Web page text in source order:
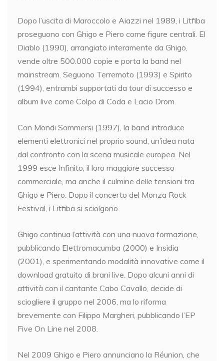
Dopo l’uscita di Maroccolo e Aiazzi nel 1989, i Litfiba
proseguono con Ghigo e Piero come figure centrali. El
Diablo (1990), arrangiato interamente da Ghigo,
vende oltre 500.000 copie e porta la band nel
mainstream. Seguono Terremoto (1993) e Spirito
(1994), entrambi supportati da tour di successo e
album live come Colpo di Coda e Lacio Drom.
Con Mondi Sommersi (1997), la band introduce
elementi elettronici nel proprio sound, un’idea nata
dal confronto con la scena musicale europea. Nel
1999 esce Infinito, il loro maggiore successo
commerciale, ma anche il culmine delle tensioni tra
Ghigo e Piero. Dopo il concerto del Monza Rock
Festival, i Litfiba si sciolgono.
Ghigo continua l’attività con una nuova formazione,
pubblicando Elettromacumba (2000) e Insidia
(2001), e sperimentando modalità innovative come il
download gratuito di brani live. Dopo alcuni anni di
attività con il cantante Cabo Cavallo, decide di
sciogliere il gruppo nel 2006, ma lo riforma
brevemente con Filippo Margheri, pubblicando l’EP
Five On Line nel 2008.
Nel 2009 Ghigo e Piero annunciano la Réunion, che